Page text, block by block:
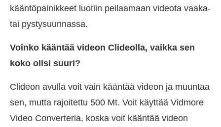
kääntöpainikkeet luotiin peilaamaan videota vaaka-
tai pystysuunnassa.
Voinko kääntää videon Clideolla, vaikka sen
koko olisi suuri?
Clideon avulla voit vain kääntää videon ja muuntaa
sen, mutta rajoitettu 500 Mt. Voit käyttää Vidmore
Video Converteria, koska voit kääntää videon